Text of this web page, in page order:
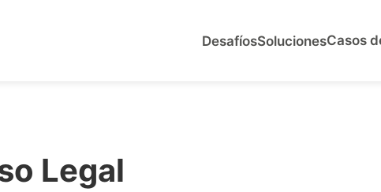
DesafíosSolucionesCasos
Legal